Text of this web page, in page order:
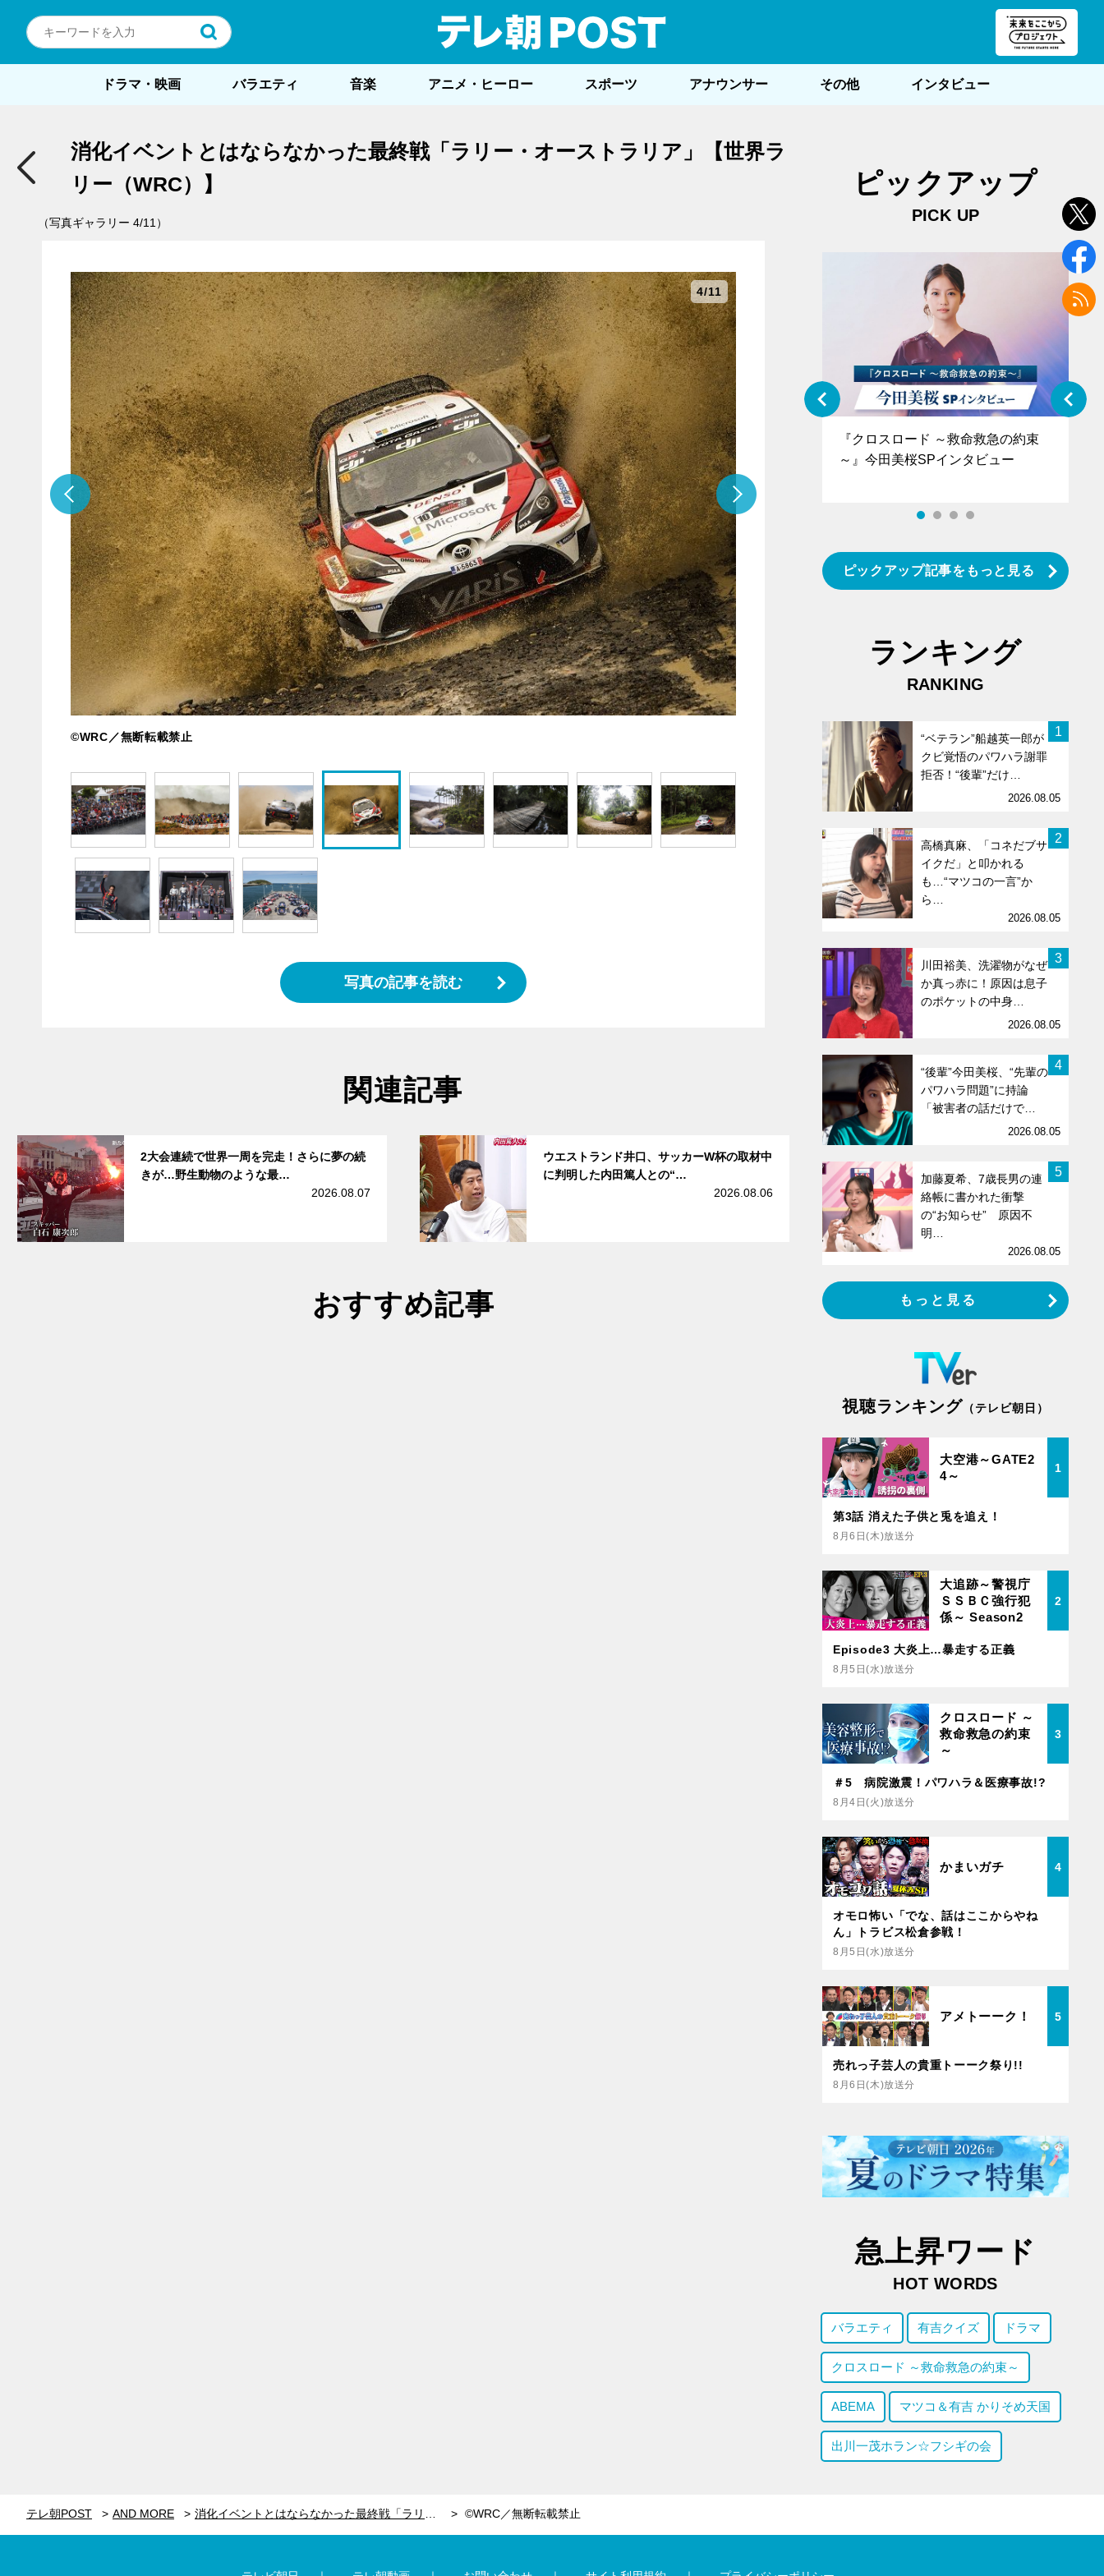
ドラマ・映画 バラエティ 音楽 アニメ・ヒーロー スポーツ アナウンサー その他 インタビュー
消化イベントとはならなかった最終戦「ラリー・オーストラリア」【世界ラ
リー（WRC）】
（写真ギャラリー 4/11）
4/11
©WRC／無断転載禁止
写真の記事を読む
関連記事
2大会連続で世界一周を完走！さらに夢の続
きが…野生動物のような最…
2026.08.07
ウエストランド井口、サッカーW杯の取材中
に判明した内田篤人との“…
2026.08.06
おすすめ記事
ピックアップ
PICK UP
『アイ＝ラブ！げーみんぐ』＝LOV
E齋藤樹愛羅＆佐々木舞香SPインタ
ビュー
『クロスロード ～救命救急の約束
～』今田美桜SPインタビュー
ピックアップ記事をもっと見る
ランキング
RANKING
1
“ベテラン”船越英一郎が
クビ覚悟のパワハラ謝罪
拒否！“後輩”だけ…
2026.08.05
2
高橋真麻、「コネだブサ
イクだ」と叩かれる
も…“マツコの一言”か
ら…
2026.08.05
3
川田裕美、洗濯物がなぜ
か真っ赤に！原因は息子
のポケットの中身…
2026.08.05
4
“後輩”今田美桜、“先輩の
パワハラ問題”に持論
「被害者の話だけで…
2026.08.05
5
加藤夏希、7歳長男の連
絡帳に書かれた衝撃
の“お知らせ” 原因不
明…
2026.08.05
もっと見る
視聴ランキング （テレビ朝日）
大空港～GATE2
4～
1
第3話 消えた子供と兎を追え！
8月6日(木)放送分
大追跡～警視庁
ＳＳＢＣ強行犯
係～ Season2
2
Episode3 大炎上…暴走する正義
8月5日(水)放送分
クロスロード ～
救命救急の約束
～
3
＃5 病院激震！パワハラ＆医療事故!?
8月4日(火)放送分
かまいガチ 4
オモロ怖い「でな、話はここからやね
ん」トラビス松倉参戦！
8月5日(水)放送分
アメトーーク！ 5
売れっ子芸人の貴重トーーク祭り!!
8月6日(木)放送分
急上昇ワード
HOT WORDS
バラエティ 有吉クイズ ドラマ
クロスロード ～救命救急の約束～
ABEMA マツコ＆有吉 かりそめ天国
出川一茂ホラン☆フシギの会
テレ朝POST AND MORE ©WRC／無断転載禁止